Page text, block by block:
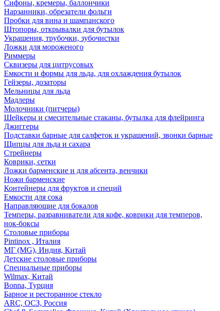
Сифоны, кремеры, баллончики
Нарзанники, обрезатели фольги
Пробки для вина и шампанского
Штопоры, открывалки для бутылок
Украшения, трубочки, зубочистки
Ложки для мороженого
Риммеры
Сквизеры для цитрусовых
Емкости и формы для льда, для охлаждения бутылок
Гейзеры, дозаторы
Мельницы для льда
Мадлеры
Молочники (питчеры)
Шейкеры и смесительные стаканы, бутылка для флейринга
Джиггеры
Подставки барные для салфеток и украшений, звонки барные
Щипцы для льда и сахара
Стрейнеры
Коврики, сетки
Ложки барменские и для абсента, венчики
Ножи барменские
Контейнеры для фруктов и специй
Емкости для сока
Направляющие для бокалов
Темперы, разравниватели для кофе, коврики для темперов,
нок-боксы
Столовые приборы
Pintinox , Италия
МГ (MG), Индия, Китай
Детские столовые приборы
Специальные приборы
Wilmax, Китай
Bonna, Турция
Барное и ресторанное стекло
ARC, ОСЗ, Россия